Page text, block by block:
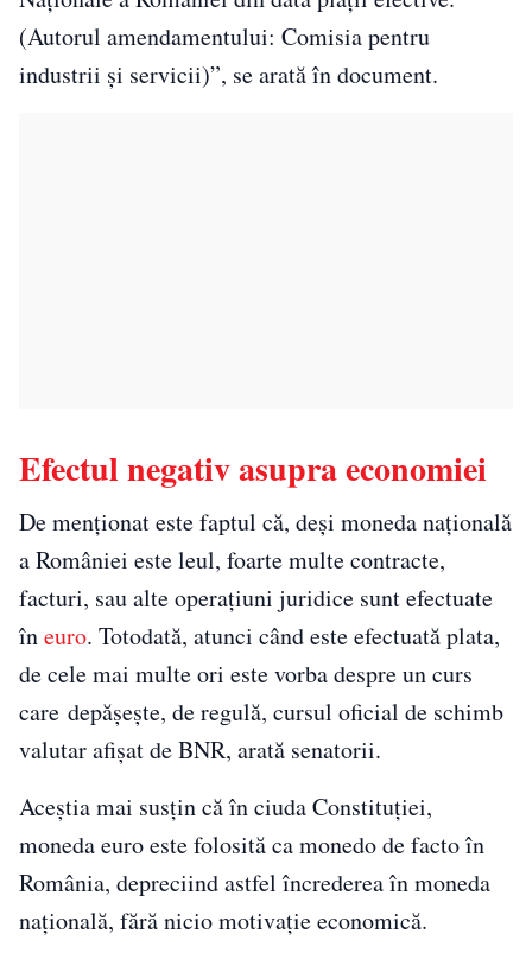
(Autorul amendamentului: Comisia pentru
industrii şi servicii)”, se arată în document.
Efectul negativ asupra economiei
De menționat este faptul că, deși moneda națională
a României este leul, foarte multe contracte,
facturi, sau alte operațiuni juridice sunt efectuate
îneuro. Totodată, atunci când este efectuată plata,
de cele mai multe ori este vorba despre un curs
care depăşeşte, de regulă, cursul oficial de schimb
valutar afişat de BNR, arată senatorii.
Aceștia mai susțin că în ciuda Constituției,
moneda euro este folosită ca monedo de facto în
România, depreciind astfel încrederea în moneda
națională, fără nicio motivație economică.